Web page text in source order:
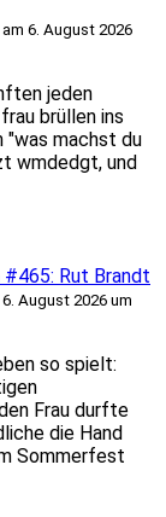
am 6. August 2026
jeden
brüllen ins
"was machst du
wmdedgt, und
#465: Rut Brandt
August 2026 um
so spielt:
Frau durfte
die Hand
Sommerfest